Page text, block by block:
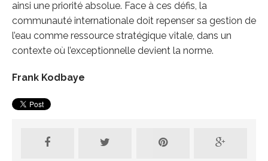
ainsi une priorité absolue. Face à ces défis, la
communauté internationale doit repenser sa gestion de
l’eau comme ressource stratégique vitale, dans un
contexte où l’exceptionnelle devient la norme.
Frank Kodbaye